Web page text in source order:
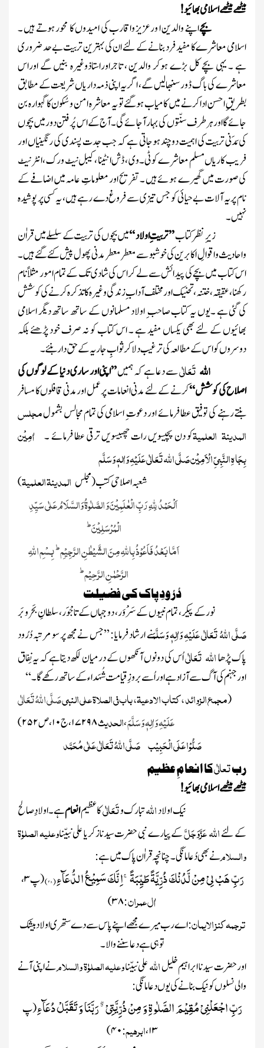
میٹھے میٹھے اسلامی بھائیو!
بچےاپنے والدین ا ورعزیز واقارب کی امیدوں کا محور ہوتے ہیں ۔
اسلامی معاشرے کا مفید فرد بنانے کے لئے ان کی بہترین تربیت بے حد ضروری
ہے ۔ یہی بچے کل بڑے ہوکر والدین ، تاجراوراستاذوغیرہ بنیں گے اوراس
معاشرے کی باگ ڈور سنبھالیں گے ، اگر یہ اپنی ذمہ داریاں شریعت کے مطابق
بطریقِ احسن ادا کرنے میں کامیاب ہوگئے تو یہ معاشرہ امن وسُکون کا گہوارہ بن
جائے گا اورہرطرف سنّتوں کی بہار آجائے گی ۔آج کے اس پُرفتن دور میں بچوں
کی مَدَنی تربیت کی اہمیت دوچند ہوجاتی ہے کہ جب جدت پسندی کی رنگینیاں اور
فریب کاریاں مسلم معاشرے کو ٹی۔وی ، ڈش انٹینا ، کیبل نیٹ ورک ، انٹر نیٹ
کی صورت میں گھیرے ہوئے ہیں ۔تفریح اور معلوماتِ عامہ میں اضافے کے
نام پر یہ آلات بے حیائی کو جس تیزی سے فروغ دے رہے ہیں ، یہ کسی پر پوشیدہ
نہیں ۔
زیرِ نظر کتاب’’تربیتِ اولاد ‘‘میں بچوں کی تربیت کے سلسلے میں قراٰن
واحادیث واقوالِ اکابرین کی خوشبو سے معطر معطر مدنی پھول پیش کئے گئے ہیں ۔
اس کتاب میں بچے کی پیدائش سے لے کر اس کی شادی تک کے تمام امور مثلاً نام
رکھنا ، عقیقہ، ختنہ ، تحنیک اور مختلف آداب ِ زندگی وغیرہ کا تذکرہ کرنے کی کوشش
کی گئی ہے ۔یوں یہ کتاب صاحب ِ اولاد مسلمانوں کے ساتھ ساتھ دیگر اسلامی
بھائیوں کے لئے بھی یکساں مفید ہے ۔ اس کتاب کو نہ صرف خود پڑھئے بلکہ
دوسروں کو اس کے مطالعہ کی ترغیب دلا کر ثوابِ جاریہ کے حق دار بنئے ۔
اللہتَعَالٰیسے دعا ہے کہ ہمیں’’اپنی اور ساری دنیا کے لوگوں کی
اصلاح کی کوشش‘‘کرنے کے لئے مدنی انعامات پر عمل اور مدنی قافلوں کا مسافر
بنتے رہنے کی توفیق عطا فرمائے اور دعوت ِ اسلامی کی تمام مجالس بشمولمجلس
المدینۃ العلمیۃکو دن پچیسویں رات چھبیسویں ترقی عطا فرمائے ۔ اٰمِیْن
بِجَاہِ النَّبِیِّ الْاَمِیْن صَلَّی اللہ تَعَالٰی عَلَیْہِ وَاٰلہٖ وَسَلَّم
شعبہ ا صلاحی کتب (مجلس المدینۃ العلمیۃ)
اَلْحَمْدُ لِلّٰہِ رَبِّ الْعٰلَمِیْنَ وَ الصَّلٰوۃُ وَالسَّلَامُ عَلٰی سَیِّدِ
الْمُرْسَلِیْنَط
اَمَّا بَعْدُ فَاَعُوْذُ بِاللّٰہِ مِنَ الشَّیْطٰنِ الرَّجِیْمِطبِسْمِ اللہِ
الرَّحْمٰنِ الرَّ حِیْمط
دُرُودِ پاک کی فضیلت
نور کے پیکر، تمام نبیوں کے سَرْوَر، دو جہاں کے تاجْوَر، سلطانِ بَحرو بَر
صَلَّی اللہُ تَعَالٰی عَلَیْہِ وَاٰلِہٖ وَسَلَّمَنے ارشاد فرمایا : ’’جس نے مجھ پر سو مرتبہ دُرُود
پاک پڑھااللہتَعَالٰیاُس کی دونوں آنکھوں کے درمیان لکھ دیتاہے کہ یہ نِفاق
اورجہنم کی آگ سے آزاد ہے اوراُسے بروزِ قیامت شُہَدا ء کے ساتھ رکھے گا ۔‘‘
(مجمع الزوائد ، کتاب الادعیۃ، باب فی الصلاۃ علی النبیصَلَّی اللہُ تَعَالٰی
عَلَیْہِ وَاٰلِہٖ وَسَلَّمَ،الحدیث۱۷۲۹۸، ج۱۰، ص۲۵۲ )
صَلُّوْا عَلَی الْحَبِیْب صَلَّی اللّٰہُ تَعَالٰی عَلٰی مُحَمَّد
ربتعالٰیکا انعامِ عظیم
میٹھے میٹھے اسلامی بھائیو!
نیک اولاداللہتبارک وتَعَالٰیکا عظیمانعامہے۔اولادِ صالح
کے لئےاللہعَزَّوَجَلَّکے پیارے نبی حضرت سیدنازکریاعلی نبیّناوعلیہ الصلوٰۃ
والسلامنے بھی دُعامانگی۔چنانچہ قراٰن پاک میں ہے :
رَبِّ هَبْ لِیْ مِنْ لَّدُنْكَ ذُرِّیَّةً طَیِّبَةًۚ-اِنَّكَ سَمِیْعُ الدُّعَآءِ(۳۸)(پ۳،
اٰل عمران:۳۸)
ترجمہ کنز الایمان: اے رب میرے مجھے اپنے پاس سے دے ستھری اولاد بیشک
تو ہی ہے دعا سننے والا۔
اور حضرت سیدنا ابراہیم خلیلاللہعلی نبیّناوعلیہ الصلوٰۃ والسلامنے اپنی آنے
والی نسلوں کو نیک بنانے کی یوں دعا مانگی :
رَبِّ اجْعَلْنِیْ مُقِیْمَ الصَّلٰوةِ وَ مِنْ ذُرِّیَّتِیْ ﳓ رَبَّنَا وَ تَقَبَّلْ دُعَآءِ(پ
۱۳،ابرہیم:۴۰)